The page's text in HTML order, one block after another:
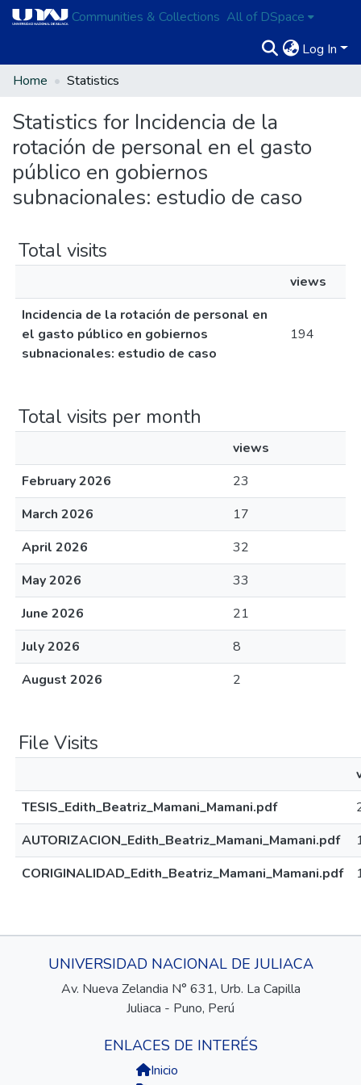
Communities & Collections All of DSpace
Log In
Home
Statistics
Statistics for Incidencia de la
rotación de personal en el gasto
público en gobiernos
subnacionales: estudio de caso
Total visits
views
Incidencia de la rotación de personal en
el gasto público en gobiernos
subnacionales: estudio de caso
194
Total visits per month
views
February 2026
23
March 2026
17
April 2026
32
May 2026
33
June 2026
21
July 2026
8
August 2026
2
File Visits
TESIS_Edith_Beatriz_Mamani_Mamani.pdf
AUTORIZACION_Edith_Beatriz_Mamani_Mamani.pdf
CORIGINALIDAD_Edith_Beatriz_Mamani_Mamani.pdf
UNIVERSIDAD NACIONAL DE JULIACA
Av. Nueva Zelandia N° 631, Urb. La Capilla
Juliaca - Puno, Perú
ENLACES DE INTERÉS
Inicio